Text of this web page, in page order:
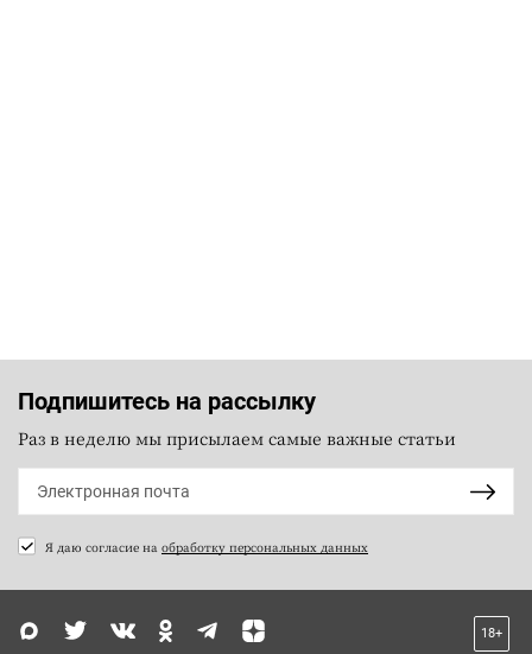
Подпишитесь на рассылку
Раз в неделю мы присылаем самые важные статьи
Я даю согласие на обработку персональных данных
18+